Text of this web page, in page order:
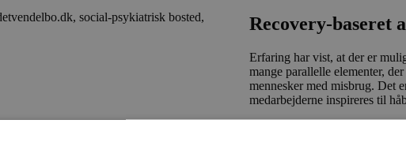
Recovery-baseret
Erfaring har vist, at der er
mange parallelle elementer,
mennesker med misbrug. Det
medarbejderne inspireres til